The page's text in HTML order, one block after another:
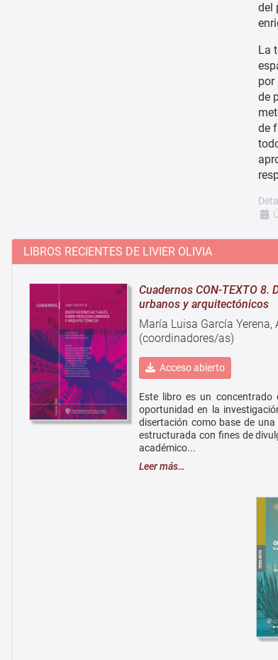
del
La
por
de
de
LIBROS RECIENTES DE LIVIER OLIVIA
Cuadernos CON-TEXTO 8.
urbanos y arquitectónicos
María Luisa García
(coordinadores/as)
Acceso abierto
Este libro es un concentrado
oportunidad en la
disertación como base de
estructurada con fines de
académico...
Leer más…